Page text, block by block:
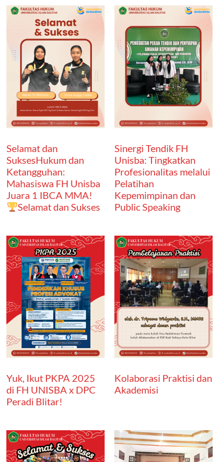
Selamat dan
SuksesHukum dan
Mahasiswa FH Unisba
Juara 1 IBCA MMA!
Selamat dan Sukses
Sinergi Tendik FH
Unisba: Tingkatkan
Pelatihan
Kepemimpinan dan
Public Speaking
Yuk, Ikut PKPA 2025
di FH UNISBA x DPC
Kolaborasi Praktisi dan
Akademisi